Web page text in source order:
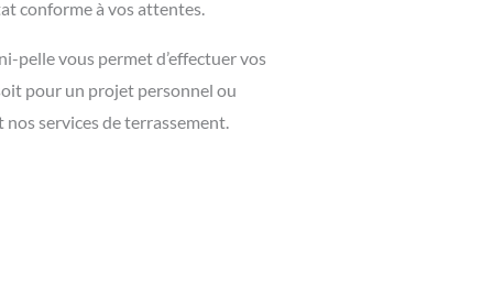
conforme à vos attentes.
pelle vous permet d’effectuer vos
pour un projet personnel ou
services de terrassement.